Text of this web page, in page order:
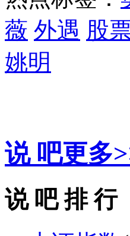
薇 外遇 股
姚明
说 吧更多
说 吧 排 行